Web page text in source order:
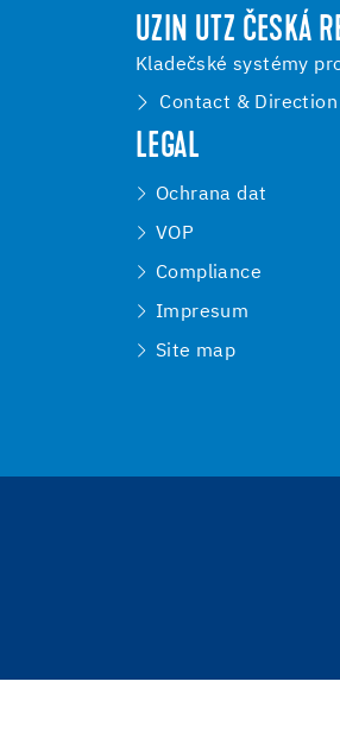
UZIN UTZ ČESKÁ
Kladečské systémy
Contact & Direction
LEGAL
Ochrana dat
VOP
Compliance
Impresum
Site map